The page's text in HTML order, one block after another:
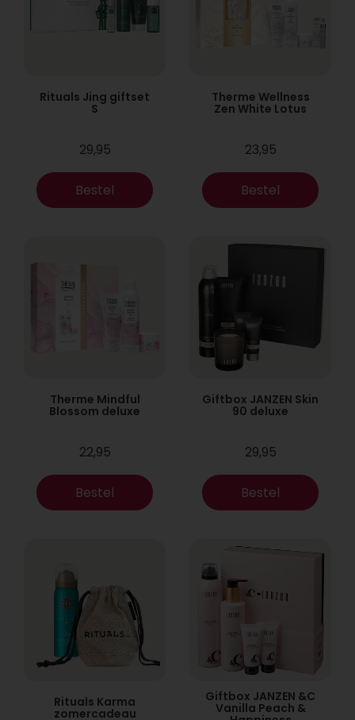
Rituals Jing giftset
S
29,95
Bestel
Therme Wellness
Zen White Lotus
23,95
Bestel
Therme Mindful
Blossom deluxe
22,95
Bestel
Giftbox JANZEN Skin
90 deluxe
29,95
Bestel
Rituals Karma
zomercadeau
Giftbox JANZEN &C
Vanilla Peach &